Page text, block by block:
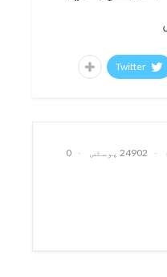
Twitter
24902 پوسٹس
0